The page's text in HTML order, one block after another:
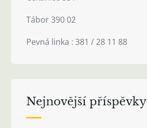
Tábor 390 02
Pevná linka : 381 / 28 11 88
Nejnovější příspěvky